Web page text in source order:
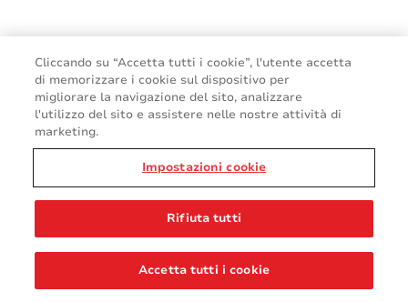
© 2026 Avery Dennison Corporation
Cliccando su “Accetta tutti i cookie”, l'utente accetta
di memorizzare i cookie sul dispositivo per
migliorare la navigazione del sito, analizzare
l'utilizzo del sito e assistere nelle nostre attività di
marketing.
Impostazioni cookie
Rifiuta tutti
Accetta tutti i cookie